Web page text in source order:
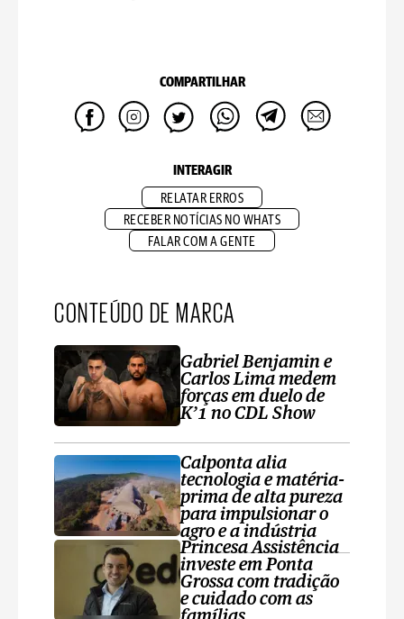
COMPARTILHAR
INTERAGIR
RELATAR ERROS
RECEBER NOTÍCIAS NO WHATS
FALAR COM A GENTE
CONTEÚDO DE MARCA
Gabriel Benjamin e
Carlos Lima medem
forças em duelo de
K’1 no CDL Show
Calponta alia
tecnologia e matéria-
prima de alta pureza
para impulsionar o
agro e a indústria
Princesa Assistência
investe em Ponta
Grossa com tradição
e cuidado com as